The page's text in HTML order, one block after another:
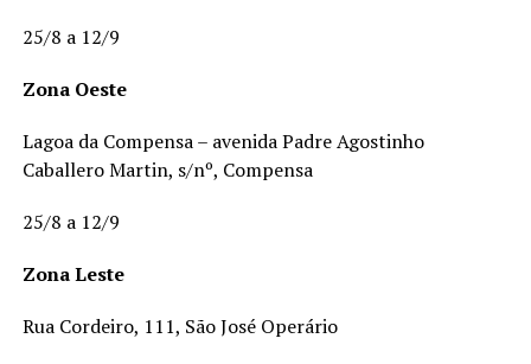
25/8 a 12/9
Zona Oeste
Lagoa da Compensa – avenida Padre Agostinho
Caballero Martin, s/nº, Compensa
25/8 a 12/9
Zona Leste
Rua Cordeiro, 111, São José Operário